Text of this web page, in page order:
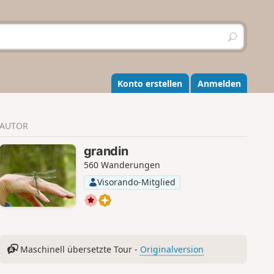
S
u
h
e
n
Konto erstellen Anmelden
AUTOR
grandin
560 Wanderungen
Visorando-Mitglied
Maschinell übersetzte Tour - Originalversion